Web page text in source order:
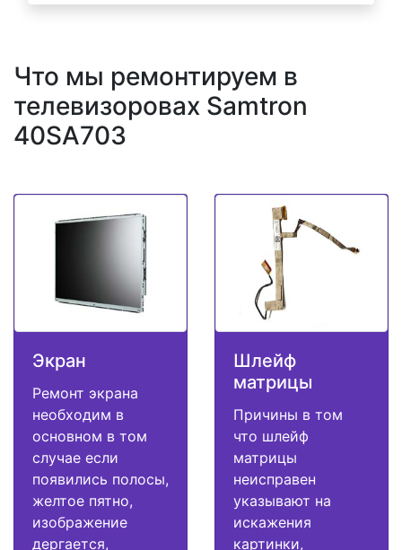
Что мы ремонтируем в
телевизоровах Samtron
40SA703
Экран
Ремонт экрана
необходим в
основном в том
случае если
появились полосы,
желтое пятно,
изображение
дергается,
Шлейф
матрицы
Причины в том
что шлейф
матрицы
неисправен
указывают на
искажения
картинки,